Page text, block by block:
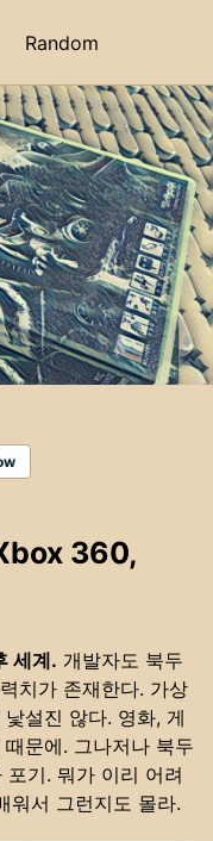
Random
360,
세계. 개발자도 북두
치가 존재한다. 가상
설진 않다. 영화, 게
문에. 그나저나 북두
기. 뭐가 이리 어려
워서 그런지도 몰라.